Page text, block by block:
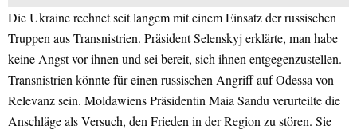
Die Ukraine rechnet seit langem mit einem Einsatz der russischen
Truppen aus Transnistrien. Präsident Selenskyj erklärte, man habe
keine Angst vor ihnen und sei bereit, sich ihnen entgegenzustellen.
Transnistrien könnte für einen russischen Angriff auf Odessa von
Relevanz sein. Moldawiens Präsidentin Maia Sandu verurteilte die
Anschläge als Versuch, den Frieden in der Region zu stören. Sie